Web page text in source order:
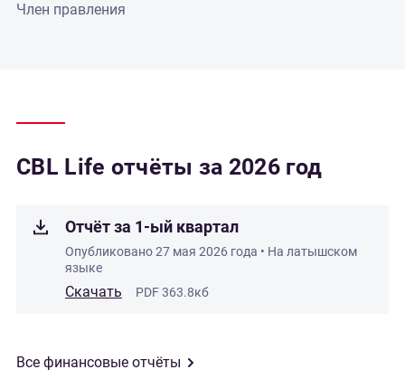
Член правления
CBL Life отчёты за 2026 год
Отчёт за 1-ый квартал
Опубликовано27 мая 2026 года • На латышском
языке
Скачать PDF 363.8кб
Все финансовые отчёты